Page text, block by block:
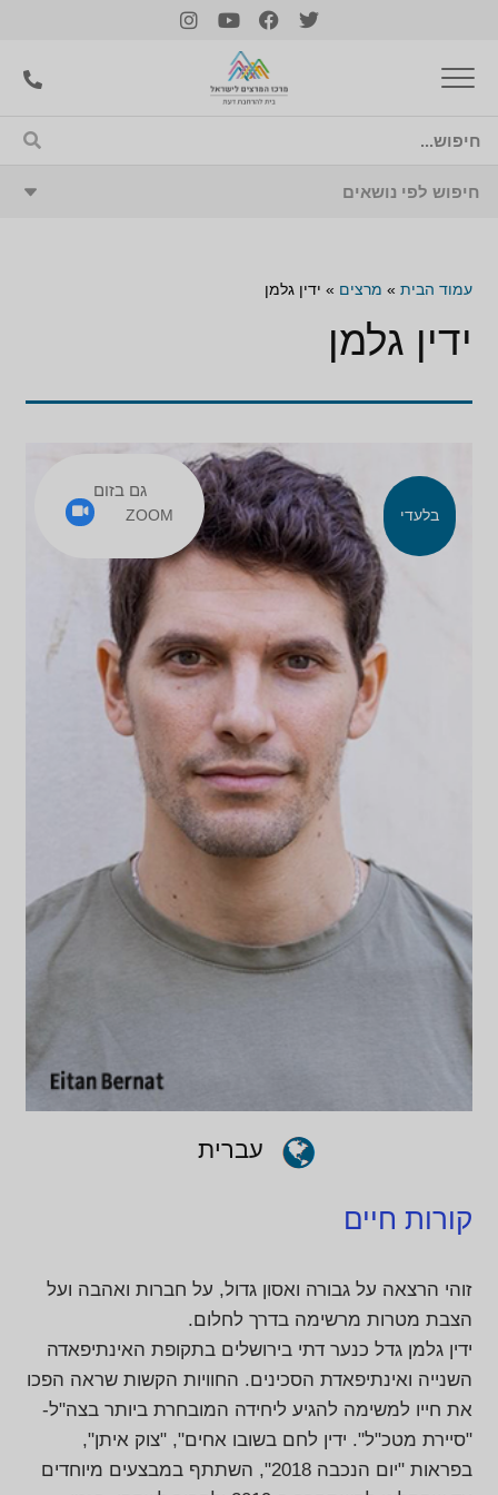
עמוד הבית » מרצים » ידין גלמן
ידין גלמן
בלעדי
גם בזום
ZOOM
עברית
קורות חיים
זוהי הרצאה על גבורה ואסון גדול, על חברות ואהבה ועל
הצבת מטרות מרשימה בדרך לחלום.
ידין גלמן גדל כנער דתי בירושלים בתקופת האינתיפאדה
השנייה ואינתיפאדת הסכינים. החוויות הקשות שראה הפכו
את חייו למשימה להגיע ליחידה המובחרת ביותר בצה"ל-
"סיירת מטכ"ל". ידין לחם בשובו אחים", "צוק איתן",
בפראות "יום הנכבה 2018", השתתף במבצעים מיוחדים